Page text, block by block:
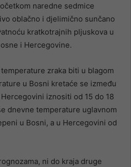
naredne sedmice
oblačno i djelimično sunčano
kratkotrajnih pljuskova u
i Hercegovine.
zraka biti u blagom
u Bosni kretaće se između
iznositi od 15 do 18
dnevne temperature uglavnom
u Bosni, a u Hercegovini od
ni do kraja druge